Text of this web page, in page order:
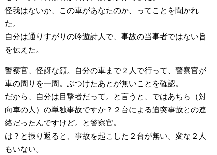
怪我はないか、この車があなたのか、ってことを聞かれ
た。
自分は通りすがりの吟遊詩人で、事故の当事者ではない旨
を伝えた。
警察官、怪訝な顔。自分の車まで２人で行って、警察官が
車の周りを一周。ぶつけたあとが無いことを確認。
だから、自分は目撃者だって。と言うと、ではあちら（対
向車の人）の単独事故ですか？２台による追突事故との連
絡だったんですけど。と警察官。
は？と振り返ると、事故を起こした２台が無い。変な２人
もいない。